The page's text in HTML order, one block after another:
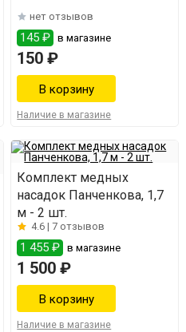
нет отзывов
145 ₽ в магазине
150 ₽
Наличие в магазине
Комплект медных
насадок Панченкова, 1,7
м - 2 шт.
4.6 |7 отзывов
1 455 ₽ в магазине
1 500 ₽
Наличие в магазине